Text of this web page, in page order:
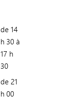
de 14
h 30 à
17 h
30
de 21
h 00